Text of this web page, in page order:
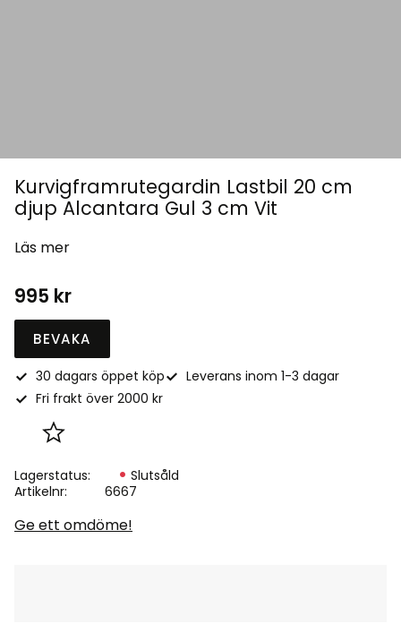
Kurvigframrutegardin Lastbil 20 cm
djup Alcantara Gul 3 cm Vit
Läs mer
995 kr
Lägg till i favoriter
BEVAKA
30 dagars öppet köp
Leverans inom 1-3 dagar
Fri frakt över 2000 kr
Lagerstatus
Slutsåld
Artikelnr
6667
Ge ett omdöme!